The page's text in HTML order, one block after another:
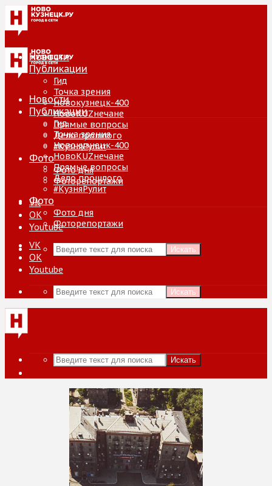
Новости
Публикации
Гид
Точка зрения
Новокузнецк-400
НовоKUZнечане
Прямые вопросы
Дело прошлого
#КузняРулит
Фото
Фото дня
Фоторепортажи
VK
ОК
Youtube
Искать
Новости
Публикации
Гид
Точка зрения
Новокузнецк-400
НовоKUZнечане
Прямые вопросы
Дело прошлого
#КузняРулит
Фото
Фото дня
Фоторепортажи
VK
ОК
Youtube
Искать
Искать